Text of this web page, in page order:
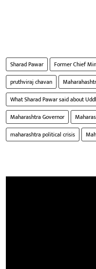
Sharad Pawar Former Chief
pruthviraj chavan
What Sharad Pawar said about
Maharashtra Governor
maharashtra political crisis